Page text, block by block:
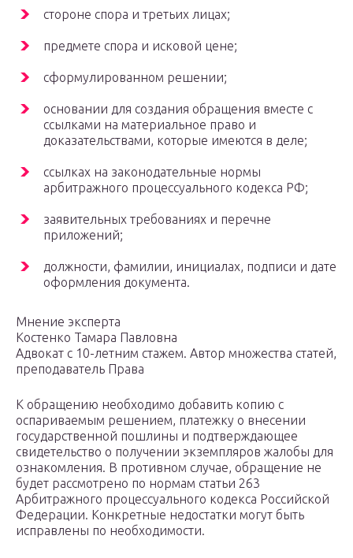
стороне спора и третьих лицах;
предмете спора и исковой цене;
сформулированном решении;
основании для создания обращения вместе с
ссылками на материальное право и
доказательствами, которые имеются в деле;
ссылках на законодательные нормы
арбитражного процессуального кодекса РФ;
заявительных требованиях и перечне
приложений;
должности, фамилии, инициалах, подписи и дате
оформления документа.
Мнение эксперта
Костенко Тамара Павловна
Адвокат с 10-летним стажем. Автор множества статей,
преподаватель Права
К обращению необходимо добавить копию с
оспариваемым решением, платежку о внесении
государственной пошлины и подтверждающее
свидетельство о получении экземпляров жалобы для
ознакомления. В противном случае, обращение не
будет рассмотрено по нормам статьи 263
Арбитражного процессуального кодекса Российской
Федерации. Конкретные недостатки могут быть
исправлены по необходимости.